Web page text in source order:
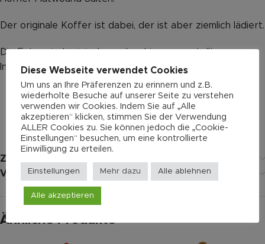
Der originale Koffer ist dabei, der ist aber ziemlich lädiert.
Die Fotos sind original von dem hier vorgestellten
Instrument.
Zusätzliche Informationen
Versand
Ähnliche Produkte
Diese Webseite verwendet Cookies
Um uns an Ihre Präferenzen zu erinnern und z.B.
wiederholte Besuche auf unserer Seite zu verstehen
verwenden wir Cookies. Indem Sie auf „Alle
akzeptieren“ klicken, stimmen Sie der Verwendung
ALLER Cookies zu. Sie können jedoch die „Cookie-
Einstellungen“ besuchen, um eine kontrollierte
Einwilligung zu erteilen.
Einstellungen Mehr dazu Alle ablehnen
Alle akzeptieren